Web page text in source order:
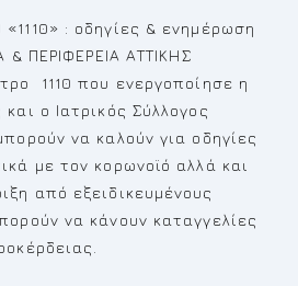
: οδηγίες & ενημέρωση
& ΠΕΡΙΦΕΡΕΙΑ ΑΤΤΙΚΗΣ
1110 που ενεργοποίησε η
ο Ιατρικός Σύλλογος
να καλούν για οδηγίες
με τον κορωνοϊό αλλά και
από εξειδικευμένους
να κάνουν καταγγελίες